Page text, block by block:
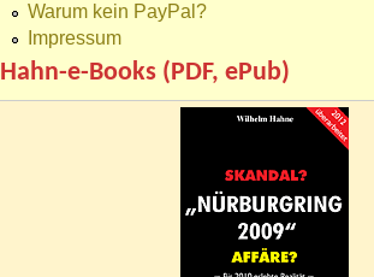
Warum kein PayPal?
Impressum
Hahn-e-Books (PDF, ePub)